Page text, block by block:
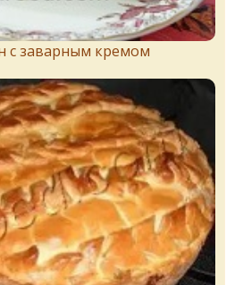
с заварным кремом